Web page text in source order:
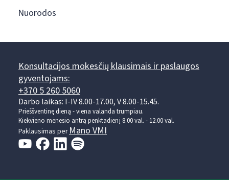
Nuorodos
Konsultacijos mokesčių klausimais ir paslaugos
gyventojams:
+370 5 260 5060
Darbo laikas: I-IV 8.00-17.00, V 8.00-15.45.
Prieššventinę dieną - viena valanda trumpiau.
Kiekvieno mėnesio antrą penktadienį 8.00 val. - 12.00 val.
Paklausimas per Mano VMI